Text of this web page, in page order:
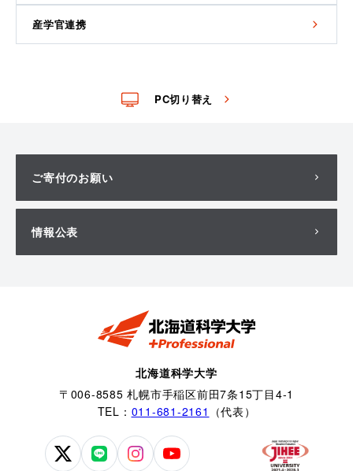
産学官連携
PC切り替え
ご寄付のお願い
情報公表
北海道科学大学
〒006-8585 札幌市手稲区前田7条15丁目4-1
TEL： 011-681-2161 （代表）
北
北
北
北